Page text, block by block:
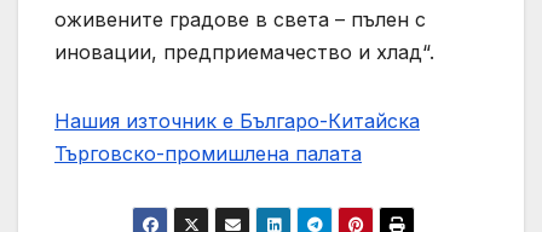
оживените градове в света – пълен с
иновации, предприемачество и хлад“.
Нашия източник е Българо-Китайска
Търговско-промишлена палaта